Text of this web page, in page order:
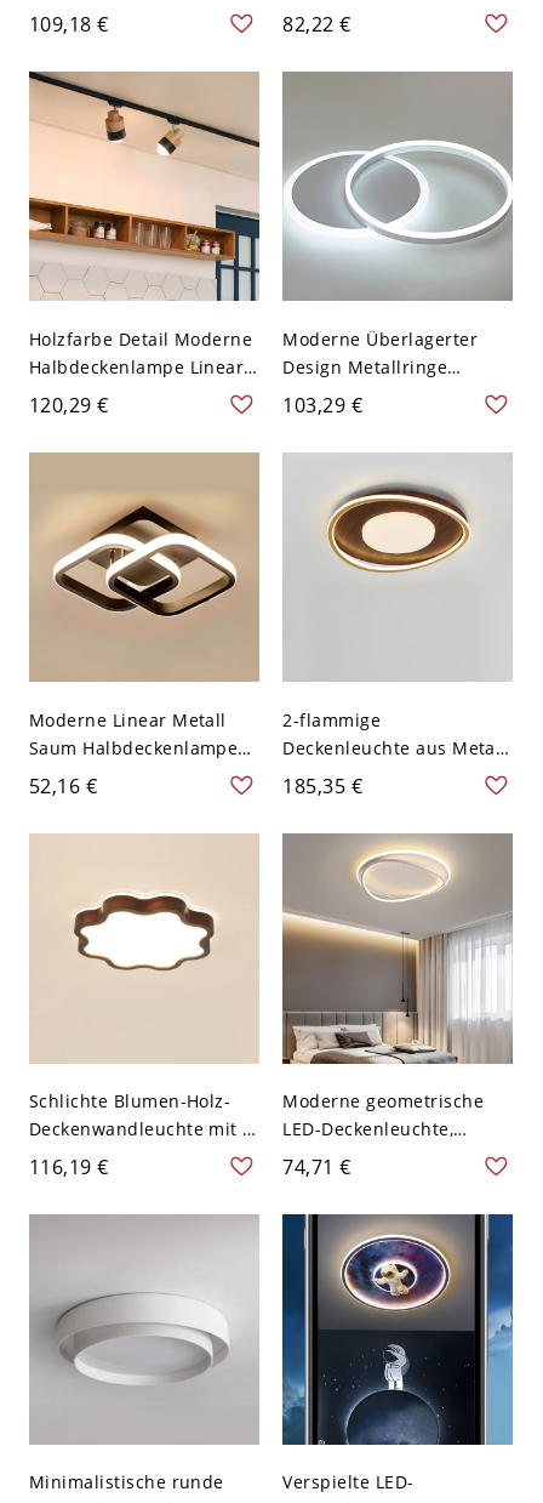
Halbdeckenlampe
Zylinder Brauner Schirm
Deckenleuchte - Braun
110V-120V 2
109,18 €
teme im nordischen Stil
aus Eisen für
Wohnzimmer-
Geschäftsleuchten -
Schwarz 110V-120V 2
82,22 €
Holzfarbe Detail Moderne
Halbdeckenlampe Linear
Bahn Metall Rund
Drehbarer Schirm
Scheinwerfer - Schwarz
120,29 €
Moderne Überlagerter
Design Metallringe
Halbdeckenlampe Drei
Farbe LED Deckenleuchte
- Weiß 110V-120V 2
103,29 €
Moderne Linear Metall
Saum Halbdeckenlampe
Einfachheit Zwei Form
Acryl LED 2-Licht
Deckenleuchte - Schwarz
52,16 €
2-flammige
Deckenleuchte aus Metall
in Walnussfarbe fürs
Schlafzimmer - 110V-120V
46,99 cm
185,35 €
Schlichte Blumen-Holz-
Deckenwandleuchte mit 2
Leuchten für den
Wohnbereich - 110V-120V
35,56 cm Weißlicht
116,19 €
Moderne geometrische
LED-Deckenleuchte,
doppelringige
Deckenlampe mit
Acrylschirm - Weiß 110V-
120V 40,64 cm
74,71 €
Minimalistische runde
Verspielte LED-